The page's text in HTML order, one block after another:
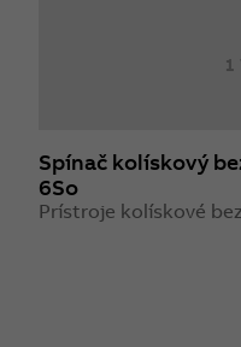
1
Spínač kolískový
6So
Prístroje kolískové